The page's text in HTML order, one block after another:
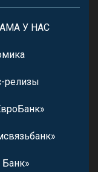
У НАС
релизы